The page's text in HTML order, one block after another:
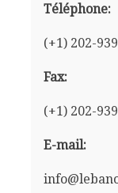
Téléphone:
(+1) 202-
Fax:
(+1) 202-
E-mail: